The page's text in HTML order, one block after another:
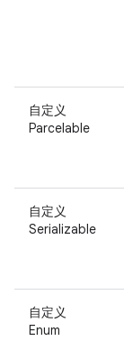
自定义
Parcelable
自定义
Serializable
自定义
Enum